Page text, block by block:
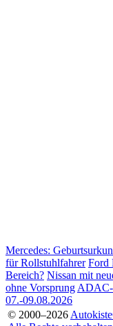
Mercedes:
für Rollstuhlfahrer Ford
Bereich? Nissan mit
ohne Vorsprung ADAC-
07.-09.08.2026
© 2000–2026